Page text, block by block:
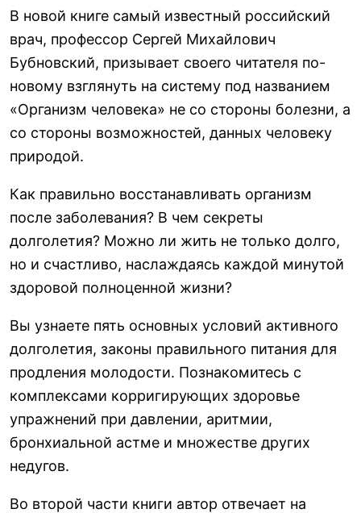
В новой книге самый известный российский
врач, профессор Сергей Михайлович
Бубновский, призывает своего читателя по-
новому взглянуть на систему под названием
«Организм человека» не со стороны болезни, а
со стороны возможностей, данных человеку
природой.
Как правильно восстанавливать организм
после заболевания? В чем секреты
долголетия? Можно ли жить не только долго,
но и счастливо, наслаждаясь каждой минутой
здоровой полноценной жизни?
Вы узнаете пять основных условий активного
долголетия, законы правильного питания для
продления молодости. Познакомитесь с
комплексами корригирующих здоровье
упражнений при давлении, аритмии,
бронхиальной астме и множестве других
недугов.
Во второй части книги автор отвечает на